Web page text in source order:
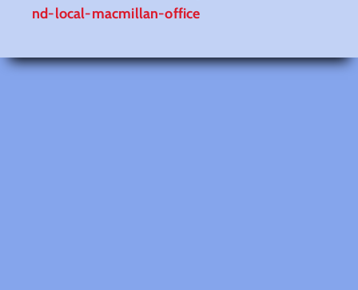
nd-local-macmillan-office